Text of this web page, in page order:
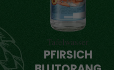
Tafelwasser
PFIRSICH